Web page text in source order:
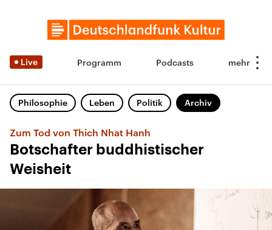
Live Programm Podcasts
Philosophie Leben Politik Archiv
Zum Tod von Thich Nhat Hanh
Botschafter buddhistischer
Weisheit